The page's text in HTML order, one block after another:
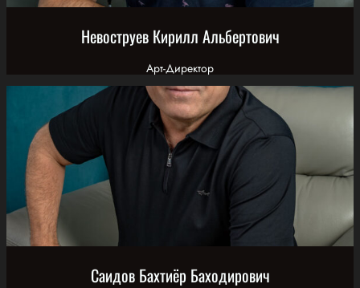
Невоструев Кирилл Альбертович
Арт-Директор
Саидов Бахтиёр Баходирович